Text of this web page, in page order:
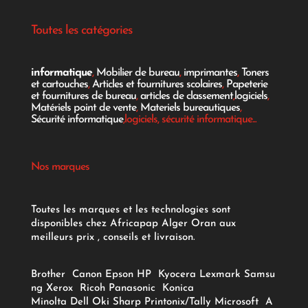
Toutes les catégories
informatique, Mobilier de bureau, imprimantes, Toners
et cartouches,Articles et fournitures scolaires, Papeterie
et fournitures de bureau,articles de classement,logiciels,
Matériels point de vente, Materiels bureautiques,
Sécurité informatique,logiciels, sécurité informatique...
Nos marques
Toutes les marques et les technologies sont
disponibles chez Africapap Alger Oran aux
meilleurs prix , conseils et livraison.
Brother Canon Epson HP Kyocera Lexmark Samsu
ng Xerox Ricoh Panasonic
Konica
Minolta Dell Oki Sharp Printonix/Tally Microsoft
A